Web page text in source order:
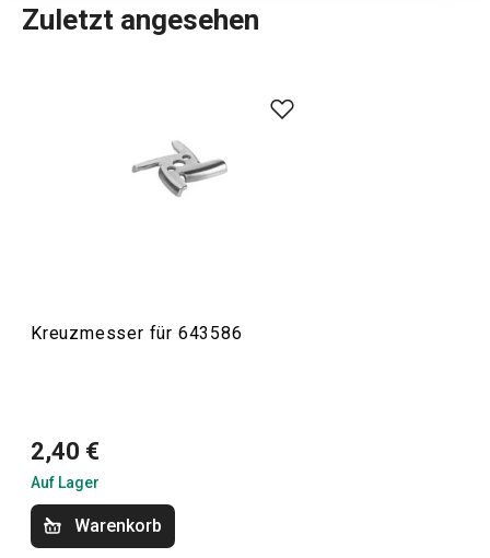
Zuletzt angesehen
Kreuzmesser für 643586
2,40 €
Auf Lager
Warenkorb